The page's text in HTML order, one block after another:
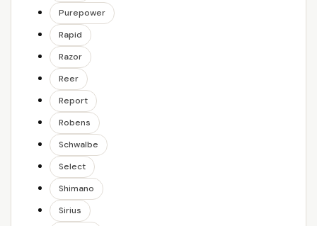
Purepower
Rapid
Razor
Reer
Report
Robens
Schwalbe
Select
Shimano
Sirius